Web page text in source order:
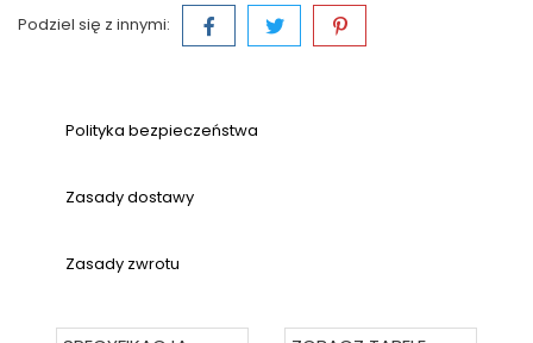
Podziel się z innymi:
Polityka bezpieczeństwa
Zasady dostawy
Zasady zwrotu